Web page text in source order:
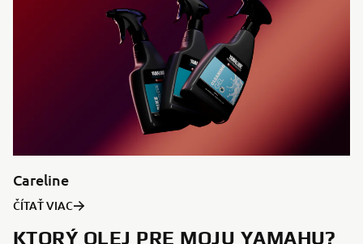
Careline
ČÍTAŤ VIAC
KTORÝ OLEJ PRE MOJU YAMAHU?